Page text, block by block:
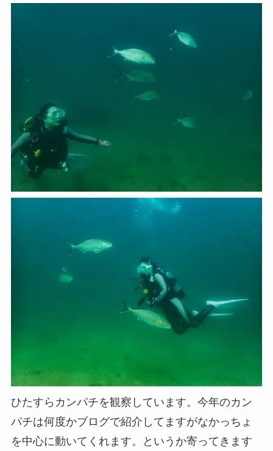
ひたすらカンパチを観察しています。今年のカン
パチは何度かブログで紹介してますがなかっちょ
を中心に動いてくれます。というか寄ってきます